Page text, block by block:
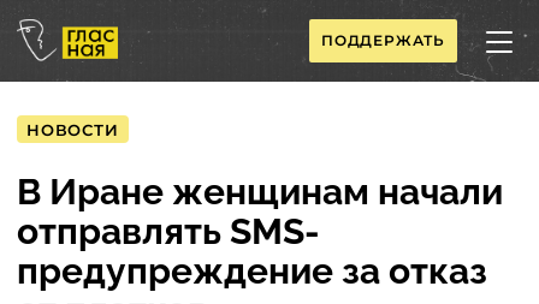
ПОДДЕРЖАТЬ
НОВОСТИ
В Иране женщинам начали
отправлять SMS-
предупреждение за отказ